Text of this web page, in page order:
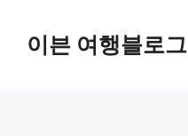
이븐 여행블로그